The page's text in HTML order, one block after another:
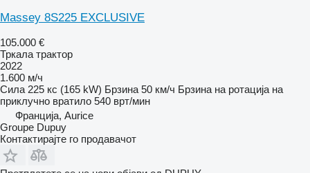
Massey 8S225 EXCLUSIVE
105.000 €
Тркала трактор
2022
1.600 м/ч
Сила 225 кс (165 kW) Брзина 50 км/ч Брзина на ротација на
приклучно вратило 540 врт/мин
Франција, Aurice
Groupe Dupuy
Контактирајте го продавачот